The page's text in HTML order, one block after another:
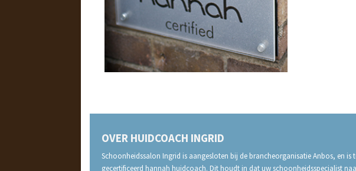
OVER HUIDCOACH INGRID
Schoonheidssalon Ingrid is aangesloten bij de brancheorganisatie Anbos, en is
gecertificeerd hannah huidcoach. Dit houdt in dat uw schoonheidsspecialist